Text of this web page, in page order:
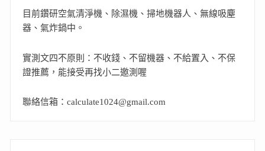
目前鑽研空氣清淨機、除濕機、掃地機器人、無線吸塵
器、氣炸鍋中。
實測文四不原則：不收錢、不留機器、不給置入、不保
證推薦，能接受再找小二邀測喔
聯絡信箱：calculate1024@gmail.com